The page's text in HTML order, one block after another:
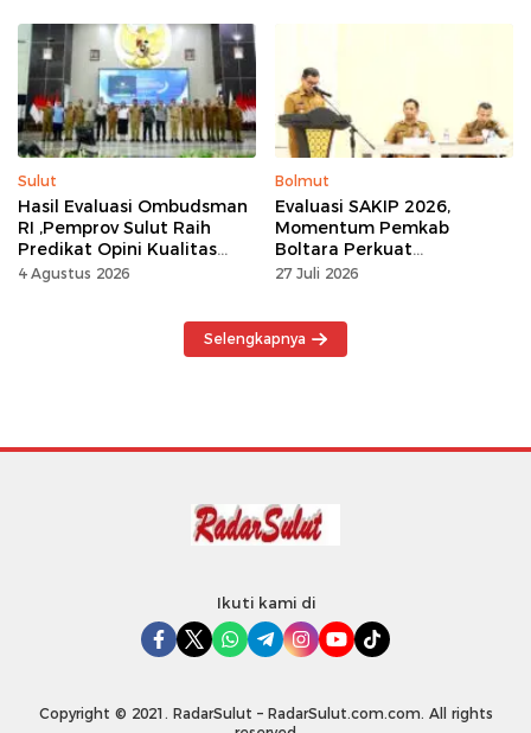
Sulut
Hasil Evaluasi Ombudsman
RI ,Pemprov Sulut Raih
Predikat Opini Kualitas
Tinggi Tanpa
4 Agustus 2026
Bolmut
Evaluasi SAKIP 2026,
Momentum Pemkab
Boltara Perkuat
Akuntabilitas dan Kinerja
27 Juli 2026
Selengkapnya
Ikuti kami di
Copyright © 2021. RadarSulut – RadarSulut.com.com. All rights